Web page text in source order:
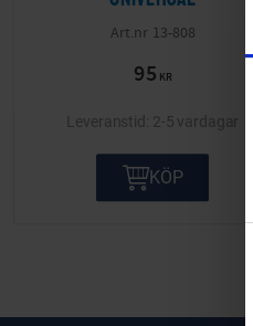
s
13-808
95 KR
2-5 vardagar
KÖP